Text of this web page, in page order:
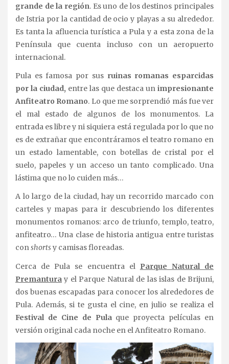
grande de la región. Es uno de los destinos principales
de Istria por la cantidad de ocio y playas a su alrededor.
Es tanta la afluencia turística a Pula y a esta zona de la
Península que cuenta incluso con un aeropuerto
internacional.
Pula es famosa por sus ruinas romanas esparcidas
por la ciudad, entre las que destaca un impresionante
Anfiteatro Romano. Lo que me sorprendió más fue ver
el mal estado de algunos de los monumentos. La
entrada es libre y ni siquiera está regulada por lo que no
es de extrañar que encontráramos el teatro romano en
un estado lamentable, con botellas de cristal por el
suelo, papeles y un acceso un tanto complicado. Una
lástima que no lo cuiden más…
A lo largo de la ciudad, hay un recorrido marcado con
carteles y mapas para ir descubriendo los diferentes
monumentos romanos: arco de triunfo, templo, teatro,
anfiteatro… Una clase de historia antigua entre turistas
conshortsy camisas floreadas.
Cerca de Pula se encuentra el Parque Natural de
Premantura y el Parque Natural de las islas de Brijuni,
dos buenas escapadas para conocer los alrededores de
Pula. Además, si te gusta el cine, en julio se realiza el
Festival de Cine de Pulaque proyecta películas en
versión original cada noche en el Anfiteatro Romano.